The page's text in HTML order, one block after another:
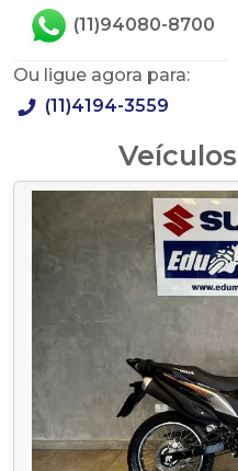
(11)94080-8700
Ou ligue agora para:
(11)4194-3559